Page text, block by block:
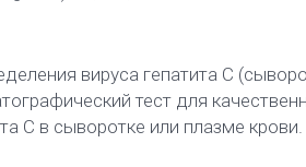
вируса гепатита C
тест для
C в сыворотке или плазме крови.